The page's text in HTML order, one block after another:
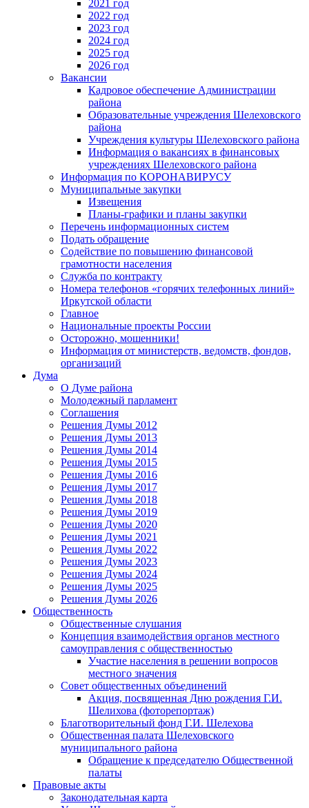
2021 год
2022 год
2023 год
2024 год
2025 год
2026 год
Вакансии
Кадровое обеспечение Администрации
района
Образовательные учреждения Шелеховского
района
Учреждения культуры Шелеховского района
Информация о вакансиях в финансовых
учреждениях Шелеховского района
Информация по КОРОНАВИРУСУ
Муниципальные закупки
Извещения
Планы-графики и планы закупки
Перечень информационных систем
Подать обращение
Содействие по повышению финансовой
грамотности населения
Служба по контракту
Номера телефонов «горячих телефонных линий»
Иркутской области
Главное
Национальные проекты России
Осторожно, мошенники!
Информация от министерств, ведомств, фондов,
организаций
Дума
О Думе района
Молодежный парламент
Соглашения
Решения Думы 2012
Решения Думы 2013
Решения Думы 2014
Решения Думы 2015
Решения Думы 2016
Решения Думы 2017
Решения Думы 2018
Решения Думы 2019
Решения Думы 2020
Решения Думы 2021
Решения Думы 2022
Решения Думы 2023
Решения Думы 2024
Решения Думы 2025
Решения Думы 2026
Общественность
Общественные слушания
Концепция взаимодействия органов местного
самоуправления с общественностью
Участие населения в решении вопросов
местного значения
Совет общественных объединений
Акция, посвященная Дню рождения Г.И.
Шелихова (фоторепортаж)
Благотворительный фонд Г.И. Шелехова
Общественная палата Шелеховского
муниципального района
Обращение к председателю Общественной
палаты
Правовые акты
Законодательная карта